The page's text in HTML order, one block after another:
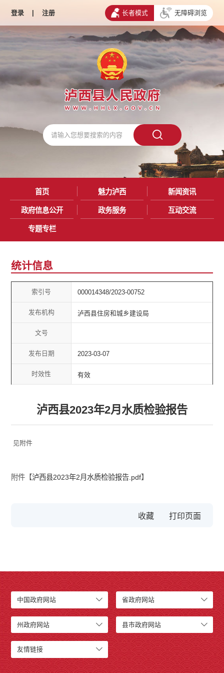
登录 | 注册 长者模式 无障碍浏览
首页 魅力泸西 新闻资讯
政府信息公开 政务服务 互动交流
专题专栏
统计信息
索引号 000014348/2023-00752
发布机构 泸西县住房和城乡建设局
文号
发布日期 2023-03-07
时效性 有效
泸西县2023年2月水质检验报告
见附件
附件【泸西县2023年2月水质检验报告.pdf】
收藏
中国政府网站 省政府网站
州政府网站 县市政府网站
友情链接